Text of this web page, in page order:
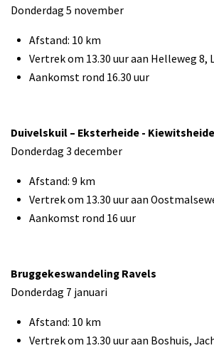
Donderdag 5 november
Afstand: 10 km
Vertrek om 13.30 uur aan Helleweg 8,
Aankomst rond 16.30 uur
Duivelskuil – Eksterheide - Kiewitsheide
Donderdag 3 december
Afstand: 9 km
Vertrek om 13.30 uur aan
Aankomst rond 16 uur
Bruggekeswandeling Ravels
Donderdag 7 januari
Afstand: 10 km
Vertrek om 13.30 uur aan Boshuis,